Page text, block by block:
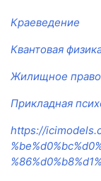
Краеведение
Квантовая
Жилищное право
Прикладная
https://